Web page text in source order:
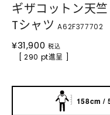
ギザコットン天
Tシャツ A62F377702
¥31,900 税込
[ 290 pt進呈 ]
158cm /